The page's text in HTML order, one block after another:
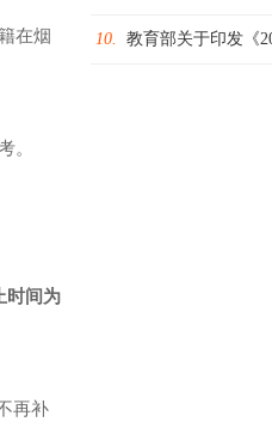
在烟
。
时间为
再补
10. 教育部关于印发《